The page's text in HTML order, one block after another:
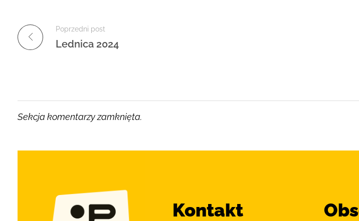
Poprzedni post
Lednica 2024
Sekcja komentarzy zamknięta.
Kontakt